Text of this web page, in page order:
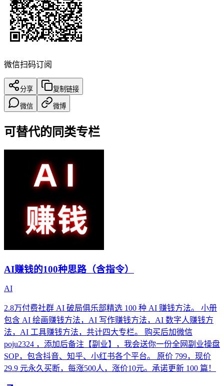
微信扫码订阅
分享 复制链接
微信 微博
可替代的同类专栏
AI赚钱的100种思路（含指令）
AI
2.8万付费社群 AI 破局俱乐部精选 100 种 AI 赚钱方法。 小册
包含 AI 绘画赚钱方法，AI 写作赚钱方法，AI 数字人赚钱方
法，AI 工具赚钱方法，共计四大专栏。 购买后加微信
poju2324 ，添加后备注【副业】，我会送你一份全网副业操盘
SOP，包含抖音、知乎、小红书各个平台。 原价 799，现价
29.9 元永久买断，每涨500人，涨价10元。承诺更新 100 篇！